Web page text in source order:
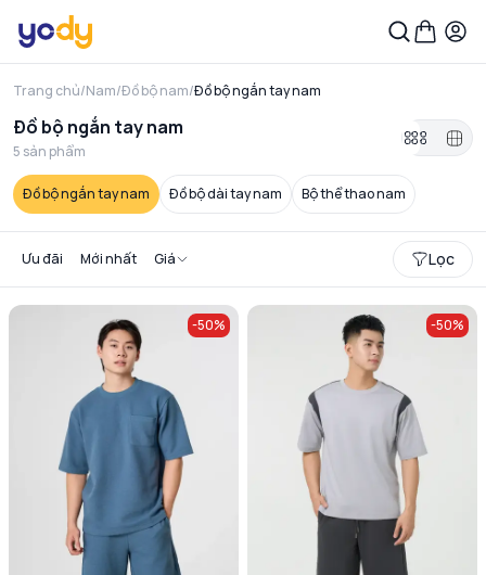
Trang chủ/Nam/Đồ bộ nam/Đồ bộ ngắn tay nam
Đồ bộ ngắn tay nam
5 sản phẩm
Đồ bộ ngắn tay nam Đồ bộ dài tay nam Bộ thể thao nam
Ưu đãi Mới nhất Giá Lọc
-50% -50%